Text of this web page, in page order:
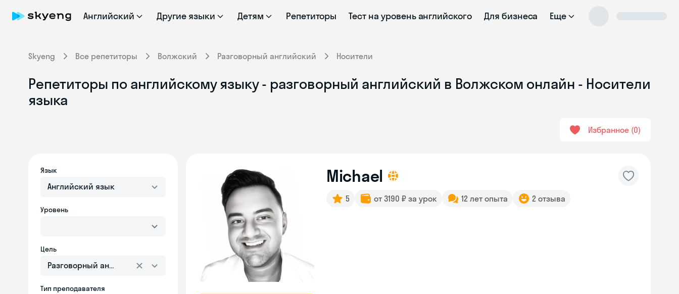
Английский Другие языки Детям Репетиторы Тест на уровень английского Для бизнеса Еще
Skyeng Все репетиторы Волжский Разговорный английский Носители
Репетиторы по английскому языку - разговорный английский в Волжском онлайн - Носители
языка
Избранное 0
Язык
Английский язык
Уровень
Цель
Разговорный английский
Тип преподавателя
Michael
5 от 3190 ₽ за урок 12 лет опыта 2 отзыва